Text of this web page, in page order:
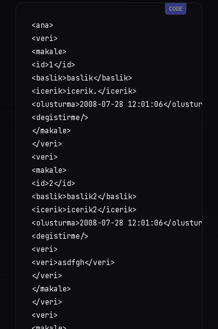
<ana>
<veri>
<makale>
<id>1</id>
<baslik>baslik</baslik>
<icerik>icerik.</icerik>
<olusturma>2008-07-28 12:01:06</olusturma>
<degistirme/>
</makale>
</veri>
<veri>
<makale>
<id>2</id>
<baslik>baslik2</baslik>
<icerik>icerik2</icerik>
<olusturma>2008-07-28 12:01:06</olusturma>
<degistirme/>
<veri>
<veri>asdfgh</veri>
</veri>
</makale>
</veri>
<veri>